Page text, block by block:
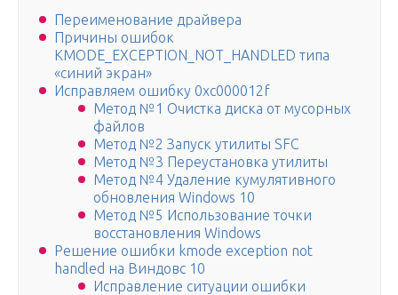
Переименование драйвера
Причины ошибок
KMODE_EXCEPTION_NOT_HANDLED типа
«синий экран»
Исправляем ошибку 0xc000012f
Метод №1 Очистка диска от мусорных
файлов
Метод №2 Запуск утилиты SFC
Метод №3 Переустановка утилиты
Метод №4 Удаление кумулятивного
обновления Windows 10
Метод №5 Использование точки
восстановления Windows
Решение ошибки kmode exception not
handled на Виндовс 10
Исправление ситуации ошибки